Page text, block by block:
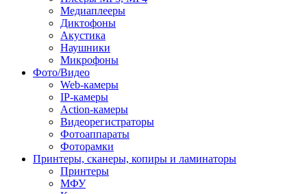
Медиаплееры
Диктофоны
Акустика
Наушники
Микрофоны
Фото/Видео
Web-камеры
IP-камеры
Action-камеры
Видеорегистраторы
Фотоаппараты
Фоторамки
Принтеры, сканеры, копиры и ламинаторы
Принтеры
МФУ